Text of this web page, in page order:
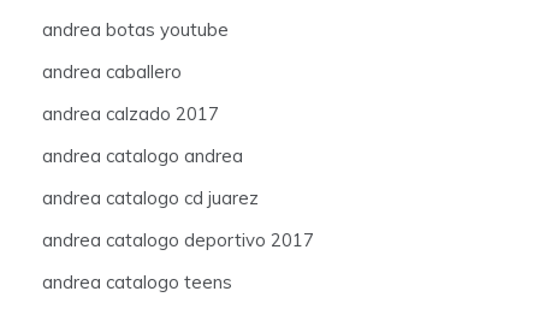
andrea botas youtube
andrea caballero
andrea calzado 2017
andrea catalogo andrea
andrea catalogo cd juarez
andrea catalogo deportivo 2017
andrea catalogo teens